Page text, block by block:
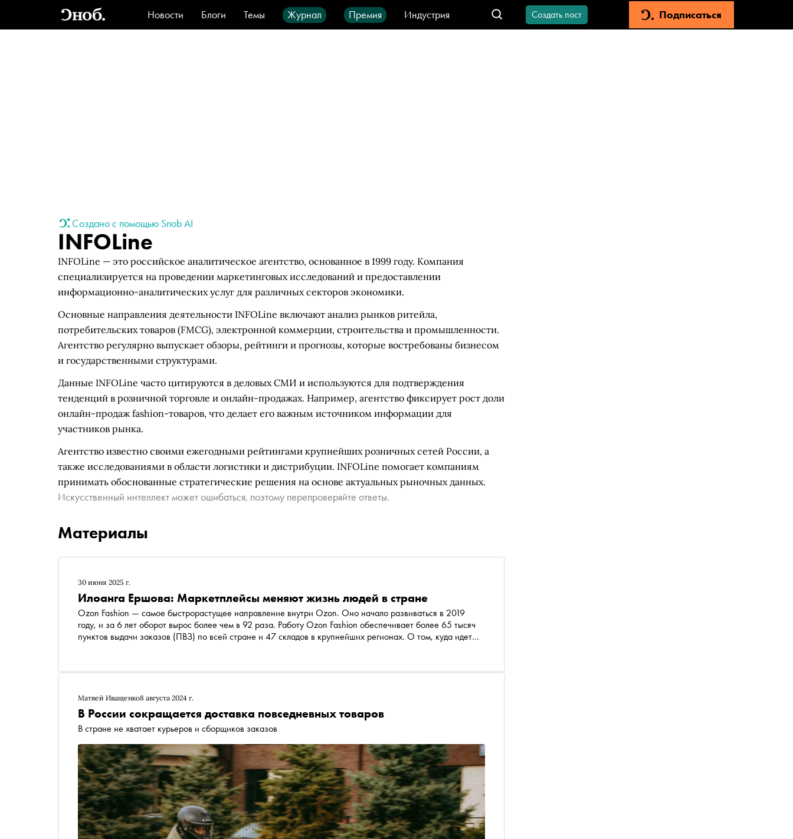
Новости Блоги Темы Журнал Премия
Индустрия
Стиль
Видео Город IT-продукты
Создать пост Подписаться
Создано с помощью Snob AI
INFOLine
INFOLine — это российское аналитическое агентство, основанное в 1999 году. Компания
специализируется на проведении маркетинговых исследований и предоставлении
информационно-аналитических услуг для различных секторов экономики.
Основные направления деятельности INFOLine включают анализ рынков ритейла,
потребительских товаров (FMCG), электронной коммерции, строительства и промышленности.
Агентство регулярно выпускает обзоры, рейтинги и прогнозы, которые востребованы бизнесом
и государственными структурами.
Данные INFOLine часто цитируются в деловых СМИ и используются для подтверждения
тенденций в розничной торговле и онлайн-продажах. Например, агентство фиксирует рост доли
онлайн-продаж fashion-товаров, что делает его важным источником информации для
участников рынка.
Агентство известно своими ежегодными рейтингами крупнейших розничных сетей России, а
также исследованиями в области логистики и дистрибуции. INFOLine помогает компаниям
принимать обоснованные стратегические решения на основе актуальных рыночных данных.
Искусственный интеллект может ошибаться, поэтому перепроверяйте ответы.
Материалы
30 июня 2025 г.
Илоанга Ершова: Маркетплейсы меняют жизнь людей в стране
Ozon Fashion — самое быстрорастущее направление внутри Ozon. Оно начало развиваться в 2019
году, и за 6 лет оборот вырос более чем в 92 раза. Работу Ozon Fashion обеспечивает более 65 тысяч
пунктов выдачи заказов (ПВЗ) по всей стране и 47 складов в крупнейших регионах. О том, куда идет
Матвей Иващенко8 августа 2024 г.
В России сокращается доставка повседневных товаров
В стране не хватает курьеров и сборщиков заказов